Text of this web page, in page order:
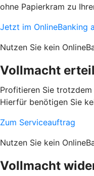
ohne Papierkram zu
Jetzt im OnlineBanking
Nutzen Sie kein
Vollmacht
Profitieren Sie
Hierfür benötigen Sie
Zum Serviceauftrag
Nutzen Sie kein
Vollmacht